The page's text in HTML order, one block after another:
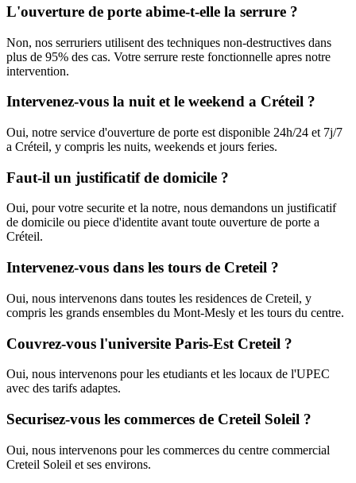
L'ouverture de porte abime-t-elle la serrure ?
Non, nos serruriers utilisent des techniques non-destructives dans
plus de 95% des cas. Votre serrure reste fonctionnelle apres notre
intervention.
Intervenez-vous la nuit et le weekend a Créteil ?
Oui, notre service d'ouverture de porte est disponible 24h/24 et 7j/7
a Créteil, y compris les nuits, weekends et jours feries.
Faut-il un justificatif de domicile ?
Oui, pour votre securite et la notre, nous demandons un justificatif
de domicile ou piece d'identite avant toute ouverture de porte a
Créteil.
Intervenez-vous dans les tours de Creteil ?
Oui, nous intervenons dans toutes les residences de Creteil, y
compris les grands ensembles du Mont-Mesly et les tours du centre.
Couvrez-vous l'universite Paris-Est Creteil ?
Oui, nous intervenons pour les etudiants et les locaux de l'UPEC
avec des tarifs adaptes.
Securisez-vous les commerces de Creteil Soleil ?
Oui, nous intervenons pour les commerces du centre commercial
Creteil Soleil et ses environs.